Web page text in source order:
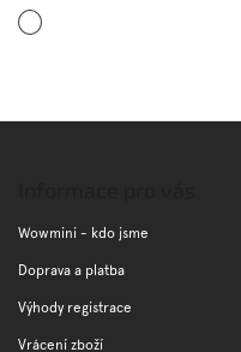
Světle
šedá
Wowmini - kdo jsme
Doprava a platba
Výhody registrace
Vrácení zboží